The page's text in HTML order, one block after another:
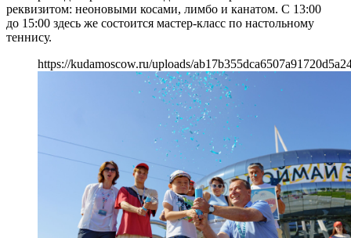
реквизитом: неоновыми косами, лимбо и канатом. С 13:00
до 15:00 здесь же состоится мастер-класс по настольному
теннису.
https://kudamoscow.ru/uploads/